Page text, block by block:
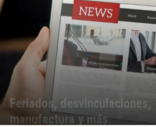
Feriados, desvinculaciones,
manufactura y más